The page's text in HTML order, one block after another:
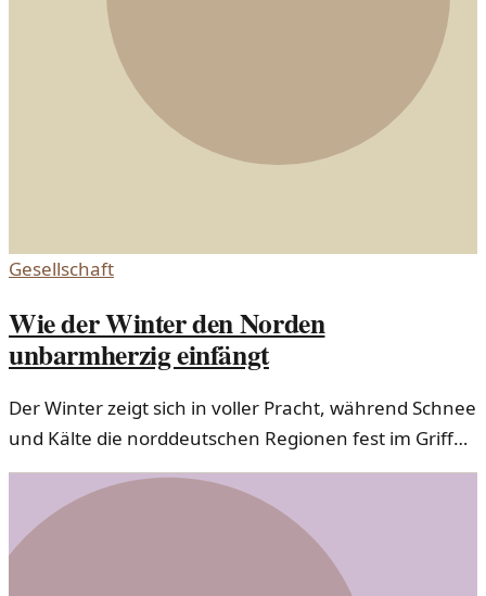
Gesellschaft
Wie der Winter den Norden
unbarmherzig einfängt
Der Winter zeigt sich in voller Pracht, während Schnee
und Kälte die norddeutschen Regionen fest im Griff
haben. Was bedeutet das für die Gesellschaft?